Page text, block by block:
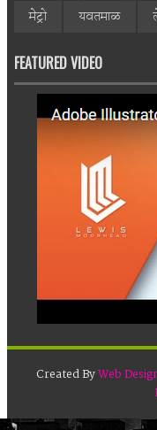
मेट्रो
यवतमाळ
FEATURED VIDEO
Created ByWeb